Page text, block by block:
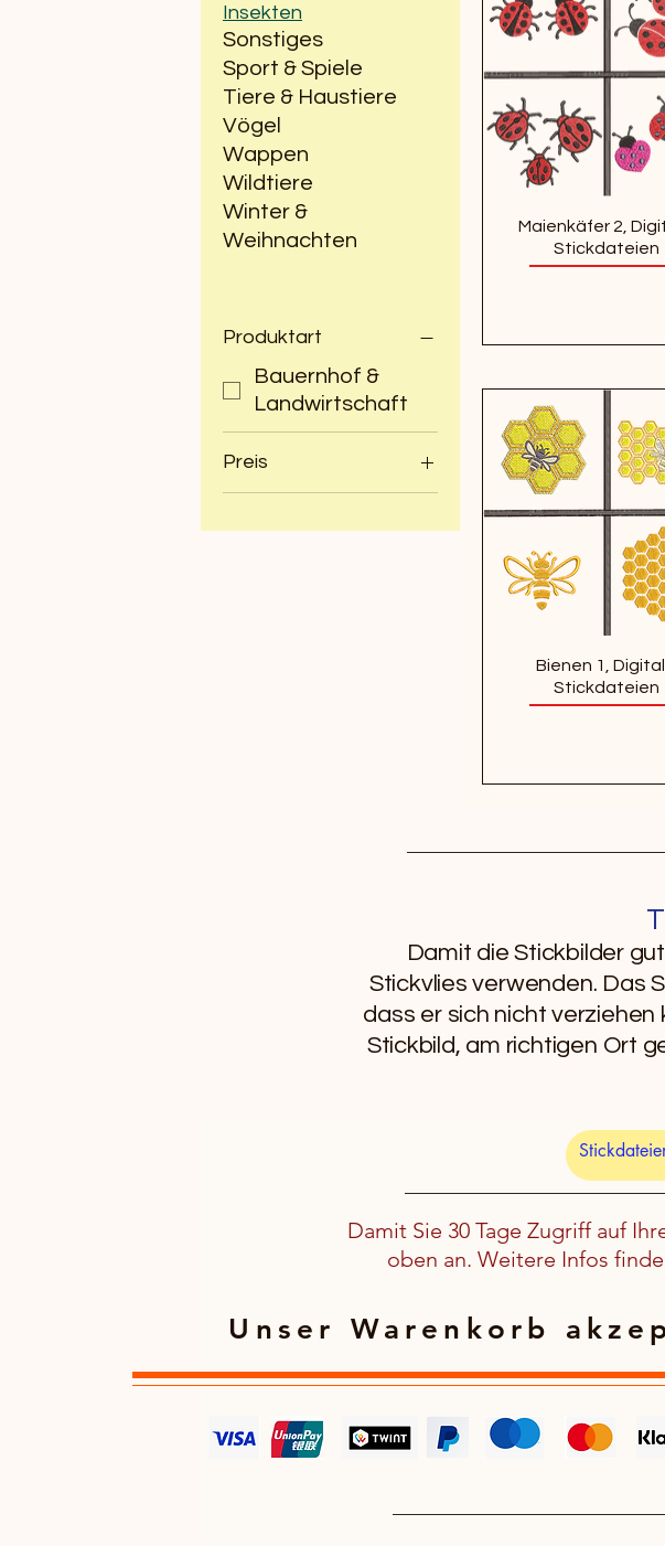
Insekten
Sonstiges
Sport & Spiele
Tiere & Haustiere
Vögel
Wappen
Wildtiere
Winter &
Weihnachten
Produktart
Bauernhof &
Landwirtschaft
Preis
Maienkäfer 2,
Stickdateien
Bienen 1,
Stickdateien
Damit die Stickbilder
Stickvlies verwenden. Das
dass er sich nicht verziehen
Stickbild, am richtigen Ort
Damit Sie 30 Tage Zugriff auf
oben an. Weitere Infos
Unser Warenkorb